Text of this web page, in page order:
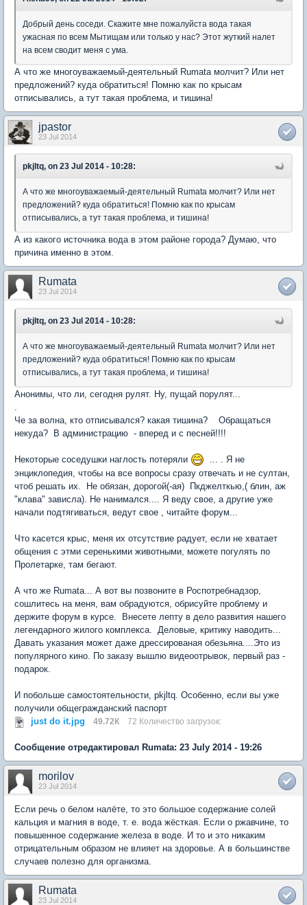
Добрый день соседи. Скажите мне пожалуйста вода такая
ужасная по всем Мытищам или только у нас? Этот жуткий налет
на всем сводит меня с ума.
А что же многоуважаемый-деятельный Rumata молчит? Или нет
предложений? куда обратиться! Помню как по крысам
отписывались, а тут такая проблема, и тишина!
jpastor
23 Jul 2014
pkjltq, on 23 Jul 2014 - 10:28:
А что же многоуважаемый-деятельный Rumata молчит? Или нет
предложений? куда обратиться! Помню как по крысам
отписывались, а тут такая проблема, и тишина!
А из какого источника вода в этом районе города? Думаю, что
причина именно в этом.
Rumata
23 Jul 2014
pkjltq, on 23 Jul 2014 - 10:28:
А что же многоуважаемый-деятельный Rumata молчит? Или нет
предложений? куда обратиться! Помню как по крысам
отписывались, а тут такая проблема, и тишина!
Анонимы, что ли, сегодня рулят. Ну, пущай порулят...
Че за волна, кто отписывался? какая тишина? Обращаться
некуда? В администрацию - вперед и с песней!!!!
Некоторые соседушки наглость потеряли
... . Я не
энциклопедия, чтобы на все вопросы сразу отвечать и не султан,
чтоб решать их. Не обязан, дорогой(-ая) Пкджелткью,( блин, аж
"клава" зависла). Не нанимался.... Я веду свое, а другие уже
начали подтягиваться, ведут свое , читайте форум...
Что касется крыс, меня их отсутствие радует, если не хватает
общения с этми серенькими животными, можете погулять по
Пролетарке, там бегают.
А что же Rumata... А вот вы позвоните в Роспотребнадзор,
сошлитесь на меня, вам обрадуются, обрисуйте проблему и
держите форум в курсе. Внесете лепту в дело развития нашего
легендарного жилого комплекса. Деловые, критику наводить...
Давать указания может даже дрессированая обезьяна....Это из
популярного кино. По заказу вышлю видеоотрывок, первый раз -
подарок.
И побольше самостоятельности, pkjltq. Особенно, если вы уже
получили общегражданский паспорт
just do it.jpg
49.72К 72 Количество загрузок:
Сообщение отредактировал Rumata: 23 July 2014 - 19:26
morilov
23 Jul 2014
Если речь о белом налёте, то это большое содержание солей
кальция и магния в воде, т. е. вода жёсткая. Если о ржавчине, то
повышенное содержание железа в воде. И то и это никаким
отрицательным образом не влияет на здоровье. А в большинстве
случаев полезно для организма.
Rumata
23 Jul 2014